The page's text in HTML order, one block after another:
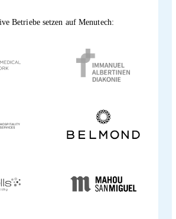
Betriebe setzen auf Menutech: